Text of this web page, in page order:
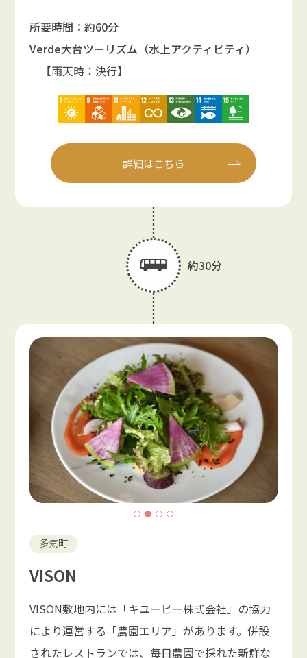
所要時間：約60分
Verde大台ツーリズム（水上アクティビティ）
【雨天時：決行】
詳細はこちら
約30分
多気町
VISON
VISON敷地内には「キユーピー株式会社」の協力
により運営する「農園エリア」があります。併設
されたレストランでは、毎日農園で採れた新鮮な